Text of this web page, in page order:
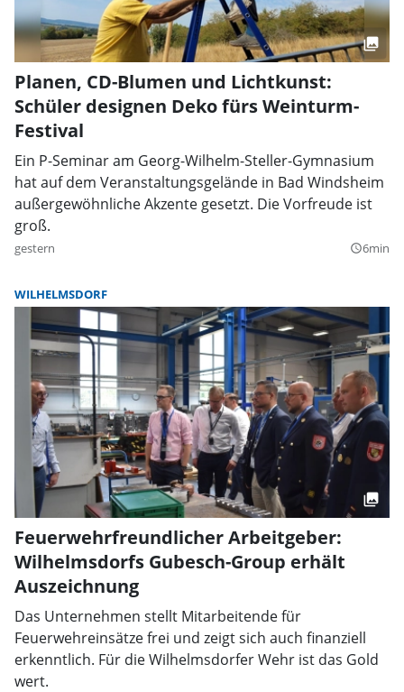
Planen, CD-Blumen und Lichtkunst:
Schüler designen Deko fürs Weinturm-
Festival
Ein P-Seminar am Georg-Wilhelm-Steller-Gymnasium
hat auf dem Veranstaltungsgelände in Bad Windsheim
außergewöhnliche Akzente gesetzt. Die Vorfreude ist
groß.
gestern query_builder6min
WILHELMSDORF
Feuerwehrfreundlicher Arbeitgeber:
Wilhelmsdorfs Gubesch-Group erhält
Auszeichnung
Das Unternehmen stellt Mitarbeitende für
Feuerwehreinsätze frei und zeigt sich auch finanziell
erkenntlich. Für die Wilhelmsdorfer Wehr ist das Gold
wert.